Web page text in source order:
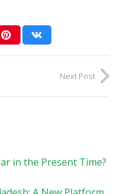
Next Post
in the Present Time?